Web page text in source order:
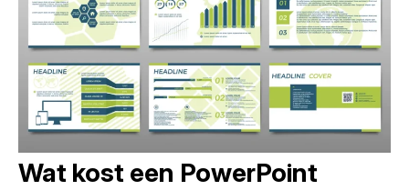
Wat kost een PowerPoint